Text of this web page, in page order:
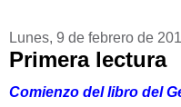
Lunes, 9 de febrero de
Primera lectura
Comienzo del libro del